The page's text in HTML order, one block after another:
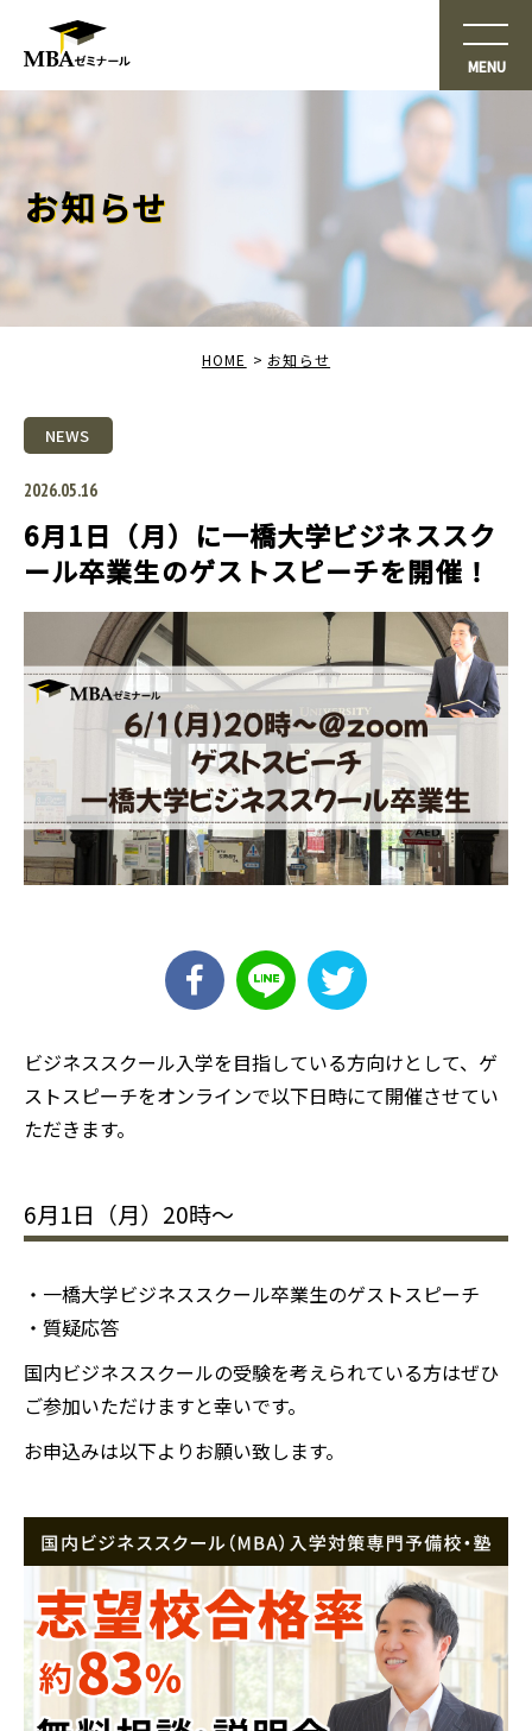
お知らせ
HOME お知らせ
NEWS
2026.05.16
6月1日（月）に一橋大学ビジネススク
ール卒業生のゲストスピーチを開催！
ビジネススクール入学を目指している方向けとして、ゲ
ストスピーチをオンラインで以下日時にて開催させてい
ただきます。
6月1日（月）20時〜
・一橋大学ビジネススクール卒業生のゲストスピーチ
・質疑応答
国内ビジネススクールの受験を考えられている方はぜひ
ご参加いただけますと幸いです。
お申込みは以下よりお願い致します。